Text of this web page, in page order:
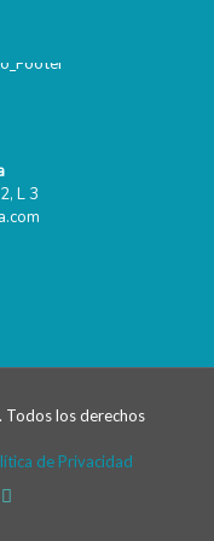
L 3
los derechos
de Privacidad